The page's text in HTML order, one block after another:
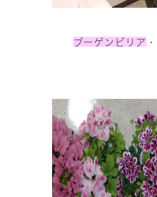
ブーゲンビリア ・